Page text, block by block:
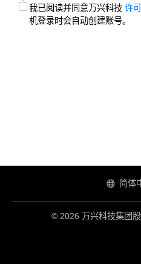
我已阅读并同意万兴科技 许
机登录时会自动创建账号。
简体
© 2026 万兴科技集团